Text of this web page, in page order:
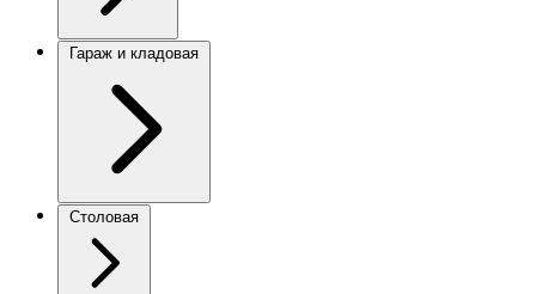
Гараж и кладовая
Столовая